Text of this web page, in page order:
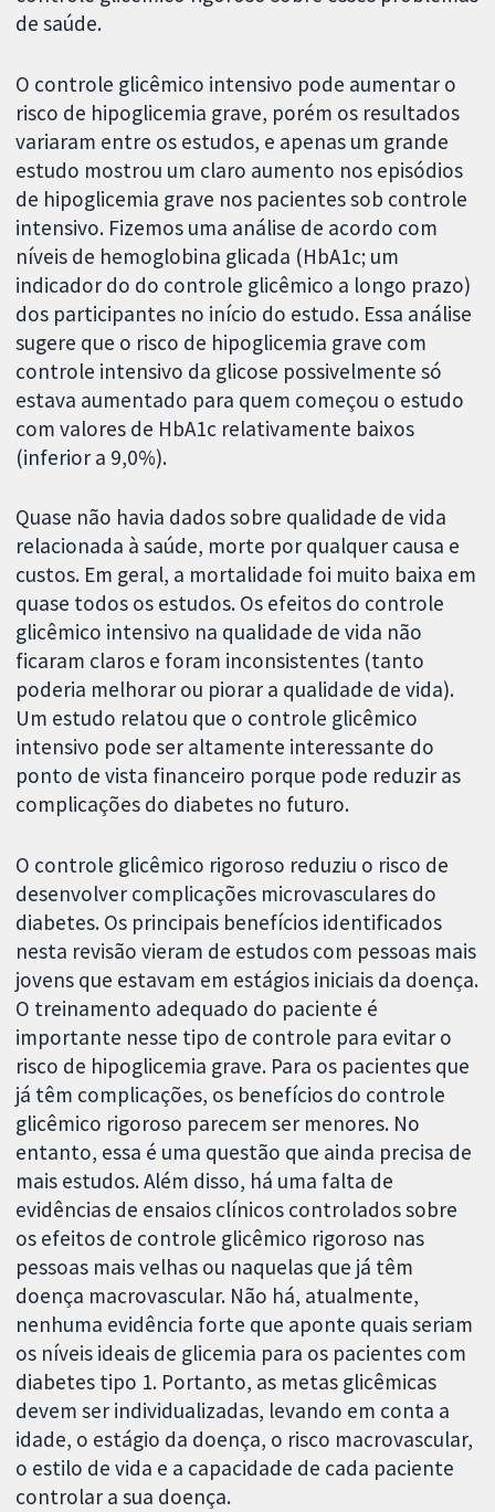
de saúde.
O controle glicêmico intensivo pode aumentar o
risco de hipoglicemia grave, porém os resultados
variaram entre os estudos, e apenas um grande
estudo mostrou um claro aumento nos episódios
de hipoglicemia grave nos pacientes sob controle
intensivo. Fizemos uma análise de acordo com
níveis de hemoglobina glicada (HbA1c; um
indicador do do controle glicêmico a longo prazo)
dos participantes no início do estudo. Essa análise
sugere que o risco de hipoglicemia grave com
controle intensivo da glicose possivelmente só
estava aumentado para quem começou o estudo
com valores de HbA1c relativamente baixos
(inferior a 9,0%).
Quase não havia dados sobre qualidade de vida
relacionada à saúde, morte por qualquer causa e
custos. Em geral, a mortalidade foi muito baixa em
quase todos os estudos. Os efeitos do controle
glicêmico intensivo na qualidade de vida não
ficaram claros e foram inconsistentes (tanto
poderia melhorar ou piorar a qualidade de vida).
Um estudo relatou que o controle glicêmico
intensivo pode ser altamente interessante do
ponto de vista financeiro porque pode reduzir as
complicações do diabetes no futuro.
O controle glicêmico rigoroso reduziu o risco de
desenvolver complicações microvasculares do
diabetes. Os principais benefícios identificados
nesta revisão vieram de estudos com pessoas mais
jovens que estavam em estágios iniciais da doença.
O treinamento adequado do paciente é
importante nesse tipo de controle para evitar o
risco de hipoglicemia grave. Para os pacientes que
já têm complicações, os benefícios do controle
glicêmico rigoroso parecem ser menores. No
entanto, essa é uma questão que ainda precisa de
mais estudos. Além disso, há uma falta de
evidências de ensaios clínicos controlados sobre
os efeitos de controle glicêmico rigoroso nas
pessoas mais velhas ou naquelas que já têm
doença macrovascular. Não há, atualmente,
nenhuma evidência forte que aponte quais seriam
os níveis ideais de glicemia para os pacientes com
diabetes tipo 1. Portanto, as metas glicêmicas
devem ser individualizadas, levando em conta a
idade, o estágio da doença, o risco macrovascular,
o estilo de vida e a capacidade de cada paciente
controlar a sua doença.